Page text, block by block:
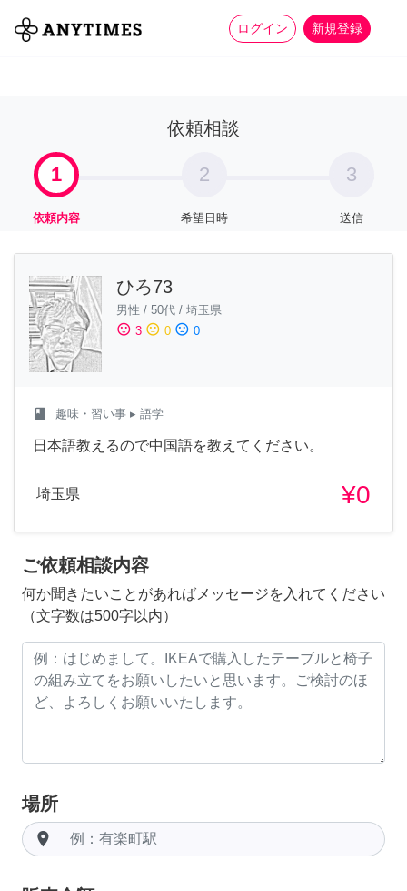
ログイン 新規登録
全て 家事 more_horiz
依頼相談
1
依頼内容
2
希望日時
3
送信
ひろ73
男性 / 50代 / 埼玉県
sentiment_satisfied 3 sentiment_neutral 0 sentiment_dissatisfied 0
class 趣味・習い事 ▸ 語学
日本語教えるので中国語を教えてください。
埼玉県 ¥0
ご依頼相談内容
何か聞きたいことがあればメッセージを入れてください
（文字数は500字以内）
場所
room